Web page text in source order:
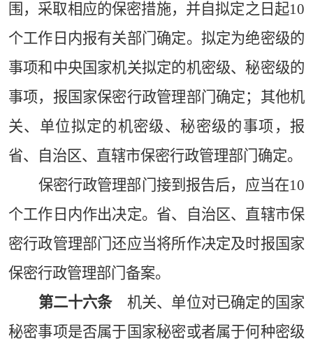
围，采取相应的保密措施，并自拟定之日起10
个工作日内报有关部门确定。拟定为绝密级的
事项和中央国家机关拟定的机密级、秘密级的
事项，报国家保密行政管理部门确定；其他机
关、单位拟定的机密级、秘密级的事项，报
省、自治区、直辖市保密行政管理部门确定。
保密行政管理部门接到报告后，应当在10
个工作日内作出决定。省、自治区、直辖市保
密行政管理部门还应当将所作决定及时报国家
保密行政管理部门备案。
第二十六条机关、单位对已确定的国家
秘密事项是否属于国家秘密或者属于何种密级